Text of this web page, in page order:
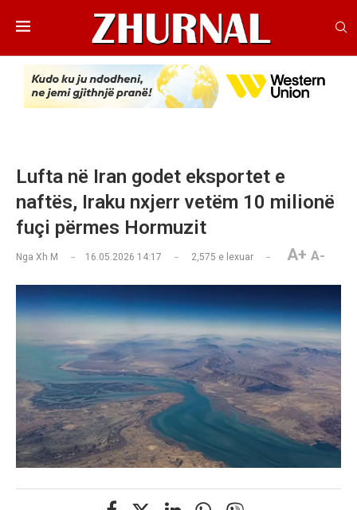
Lufta në Iran godet eksportet e
naftës, Iraku nxjerr vetëm 10 milionë
fuçi përmes Hormuzit
Nga Xh M 16.05.2026 14:17 2,575 e lexuar A+ A-